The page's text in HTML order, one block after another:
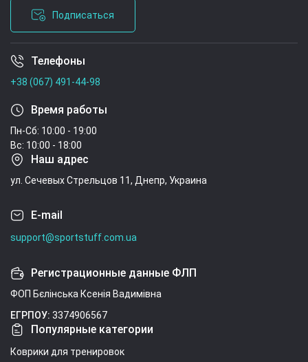
Подписаться
Условия соглашения
Телефоны
+38 (067) 491-44-98
Время работы
Пн-Сб: 10:00 - 19:00
Вс: 10:00 - 18:00
Наш адрес
ул. Сечевых Стрельцов 11, Днепр, Украина
E-mail
support@sportstuff.com.ua
Регистрационные данные ФЛП
ФОП Бєлінська Ксенія Вадимівна
ЕГРПОУ: 3374906567
Популярные категории
Коврики для тренировок